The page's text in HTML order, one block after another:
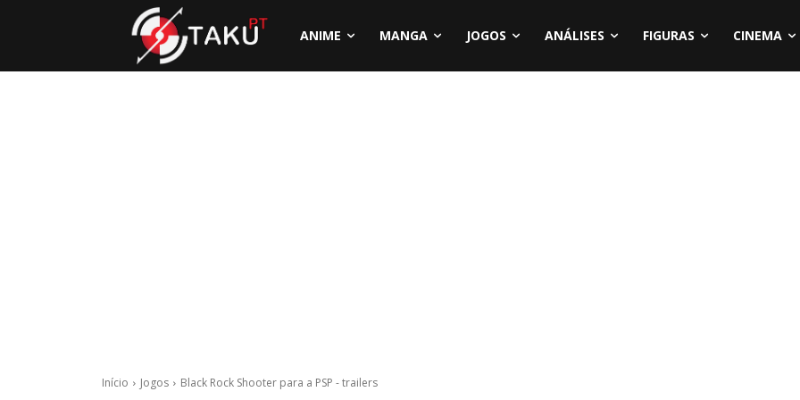
ANIME MANGA JOGOS ANÁLISES FIGURAS CINEMA
Início Jogos Black Rock Shooter para a PSP - trailers